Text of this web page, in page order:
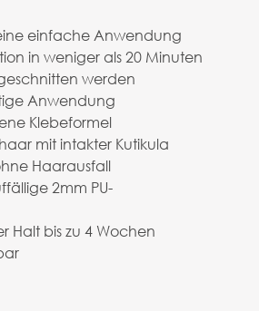
einfache Anwendung
in weniger als 20 Minuten
werden
Anwendung
Klebeformel
mit intakter Kutikula
Haarausfall
2mm PU-
Halt bis zu 4 Wochen